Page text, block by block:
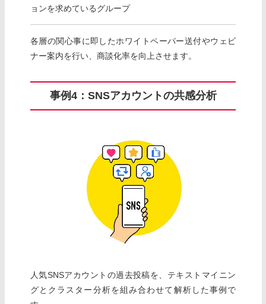
ョンを求めているグループ
各層の関心事に即したホワイトペーパー送付やウェビ
ナー案内を行い、商談化率を向上させます。
事例4：SNSアカウントの共感分析
人気SNSアカウントの過去投稿を、テキストマイニン
グとクラスター分析を組み合わせて解析した事例で